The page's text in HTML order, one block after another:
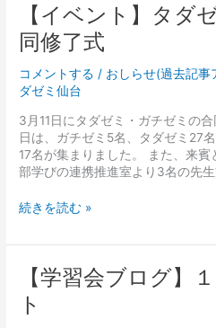
ト
【イベント】タダ
同修了式
コメントする / おしらせ(過去記事
ダゼミ仙台
3月11日にタダゼミ・ガチゼミの
日は、ガチゼミ5名、タダゼミ27
17名が集まりました。 また、来
部学びの連携推進室より3名の先生
【イ
ン
タ
ダ
ミ・
ガ
チ
ゼ
合
修
続きを読む »
【学習会ブログ】
ト
【学
会